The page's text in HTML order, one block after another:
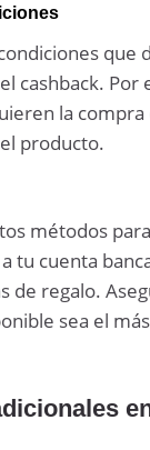
que
cashback. Por
la compra
producto.
métodos
tu cuenta
de regalo.
sea el